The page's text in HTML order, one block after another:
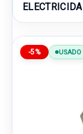
-5% USADO